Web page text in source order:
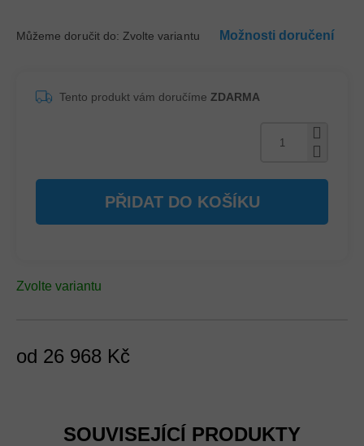
od 26 968 Kč
Zvolte variantu
Můžeme doručit do: Zvolte variantu Možnosti doručení
PŘIDAT DO KOŠÍKU
Tento produkt vám doručíme ZDARMA
SOUVISEJÍCÍ PRODUKTY